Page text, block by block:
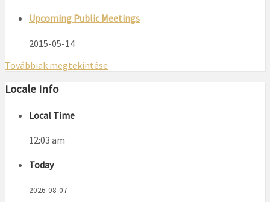
Upcoming Public Meetings
2015-05-14
Továbbiak megtekintése
Locale Info
Local Time
12:03 am
Today
2026-08-07